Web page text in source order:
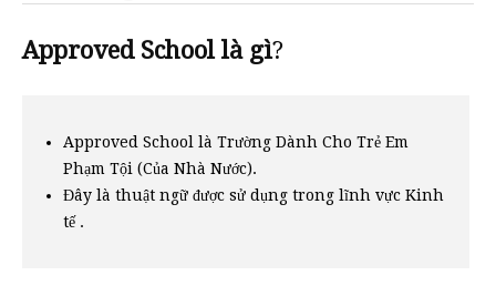
Approved School là gì?
Approved School là Trường Dành Cho Trẻ Em
Phạm Tội (Của Nhà Nước).
Đây là thuật ngữ được sử dụng trong lĩnh vực Kinh
tế .